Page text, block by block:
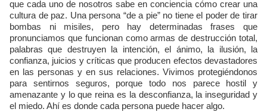
que cada uno de nosotros sabe en conciencia cómo crear una
cultura de paz. Una persona “de a pie” no tiene el poder de tirar
bombas ni misiles, pero hay determinadas frases que
pronunciamos que funcionan como armas de destrucción total,
palabras que destruyen la intención, el ánimo, la ilusión, la
confianza, juicios y críticas que producen efectos devastadores
en las personas y en sus relaciones. Vivimos protegiéndonos
para sentirnos seguros, porque todo nos parece hostil y
amenazante y lo que reina es la desconfianza, la inseguridad y
el miedo. Ahí es donde cada persona puede hacer algo.